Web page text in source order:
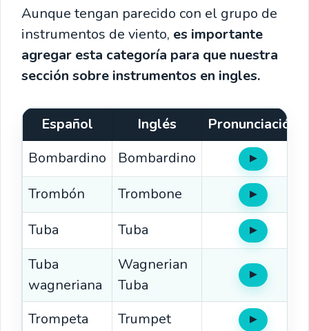
Aunque tengan parecido con el grupo de
instrumentos de viento, es importante
agregar esta categoría para que nuestra
sección sobre instrumentos en ingles.
Español Inglés
Pronunciación
Bombardino
Bombardino ▶Oír
Trombón Trombone ▶Oír
Tuba Tuba ▶Oír
Tuba
wagneriana
Wagnerian
Tuba
▶Oír
Trompeta Trumpet ▶Oír